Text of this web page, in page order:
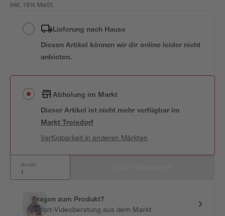
inkl. 19% MwSt.
Lieferung nach Hause
Diesen Artikel können wir dir online leider nicht
anbieten.
Abholung im Markt
Dieser Artikel ist nicht mehr verfügbar im
MarktTroisdorf
Verfügbarkeit in anderen Märkten
Anzahl:
Fragen zum Produkt?
Sofort-Videoberatung aus dem Markt